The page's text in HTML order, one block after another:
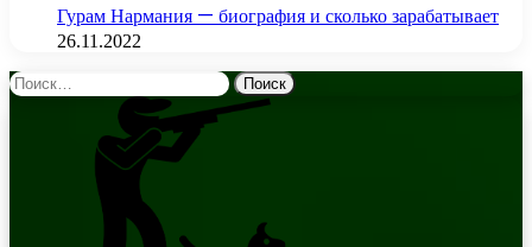
Гурам Нармания — биография и сколько зарабатывает
26.11.2022
Найти: